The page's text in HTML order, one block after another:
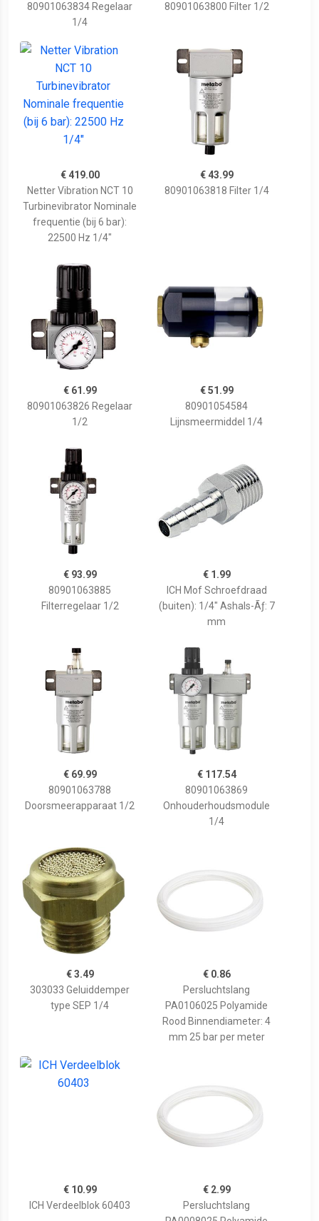
80901063834 Regelaar
1/4
80901063800 Filter 1/2
€ 419.00
Netter Vibration NCT 10
Turbinevibrator Nominale
frequentie (bij 6 bar):
22500 Hz 1/4"
€ 43.99
80901063818 Filter 1/4
€ 61.99
80901063826 Regelaar
1/2
€ 51.99
80901054584
Lijnsmeermiddel 1/4
€ 93.99
80901063885
Filterregelaar 1/2
€ 1.99
ICH Mof Schroefdraad
(buiten): 1/4" Ashals-Ãƒ: 7
mm
€ 69.99
80901063788
Doorsmeerapparaat 1/2
€ 117.54
80901063869
Onhouderhoudsmodule
1/4
€ 3.49
303033 Geluiddemper
type SEP 1/4
€ 0.86
Persluchtslang
PA0106025 Polyamide
Rood Binnendiameter: 4
mm 25 bar per meter
€ 10.99
ICH Verdeelblok 60403
€ 2.99
Persluchtslang